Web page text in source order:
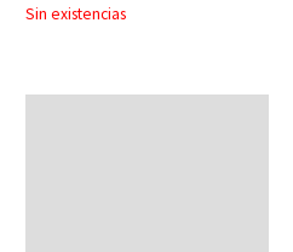
Sin existencias